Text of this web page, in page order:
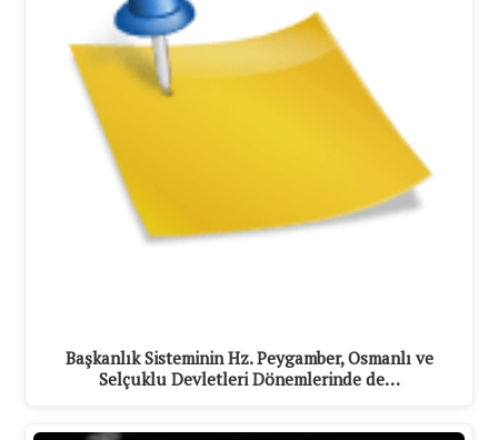
Başkanlık Sisteminin Hz. Peygamber, Osmanlı ve
Selçuklu Devletleri Dönemlerinde de…